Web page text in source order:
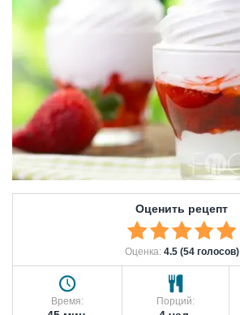
Оценить рецепт
Оценка: 4.5 (54 голосов)
Время: Порций: